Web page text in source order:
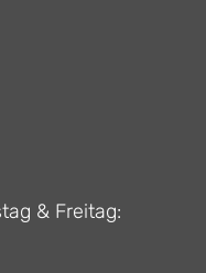
& Freitag: